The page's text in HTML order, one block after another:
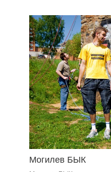
Могилев БЫК